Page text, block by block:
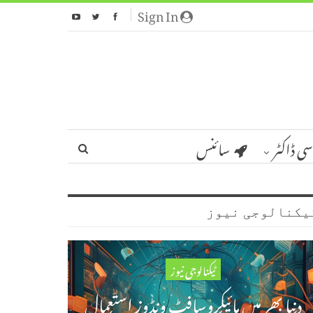
Sign In
ڈاکٹر سائنس
نیوز
ٹیکنالوجی نیوز
دنیا بھر میں مائیکروسافٹ ونڈوز استعمال